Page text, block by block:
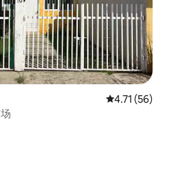
平均评分
4.71 (56)